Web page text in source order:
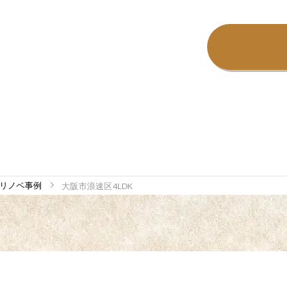
リノベ事例 大阪市浪速区4LDK